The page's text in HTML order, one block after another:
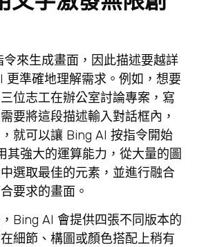
來生成畫面，因此描述要越詳
更準確地理解需求。例如，想要
位志工在辦公室討論專案，寫
要將這段描述輸入對話框內，
就可以讓 Bing AI 按指令開始
其強大的運算能力，從大量的圖
選取最佳的元素，並進行融合
要求的畫面。
Bing AI 會提供四張不同版本的
細節、構圖或顏色搭配上稍有